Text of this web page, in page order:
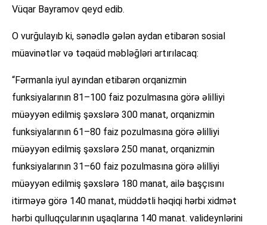
Vüqar Bayramov qeyd edib.
O vurğulayıb ki, sənədlə gələn aydan etibarən sosial
müavinətlər və təqaüd məbləğləri artırılacaq:
“Fərmanla iyul ayından etibarən orqanizmin
funksiyalarının 81–100 faiz pozulmasına görə əlilliyi
müəyyən edilmiş şəxslərə 300 manat, orqanizmin
funksiyalarının 61–80 faiz pozulmasına görə əlilliyi
müəyyən edilmiş şəxslərə 250 manat, orqanizmin
funksiyalarının 31–60 faiz pozulmasına görə əlilliyi
müəyyən edilmiş şəxslərə 180 manat, ailə başçısını
itirməyə görə 140 manat, müddətli həqiqi hərbi xidmət
hərbi qulluqçularının uşaqlarına 140 manat. valideynlərini